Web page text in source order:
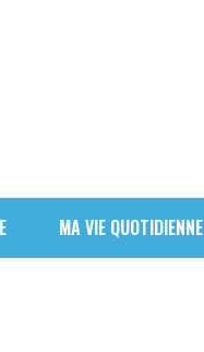
MA VIE QUOTIDIENNE